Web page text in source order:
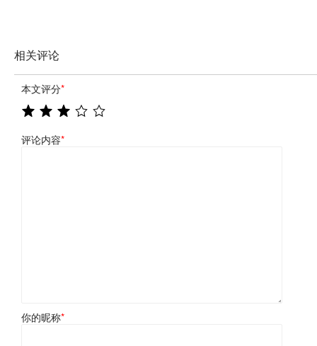
相关评论
本文评分*
评论内容*
你的昵称*